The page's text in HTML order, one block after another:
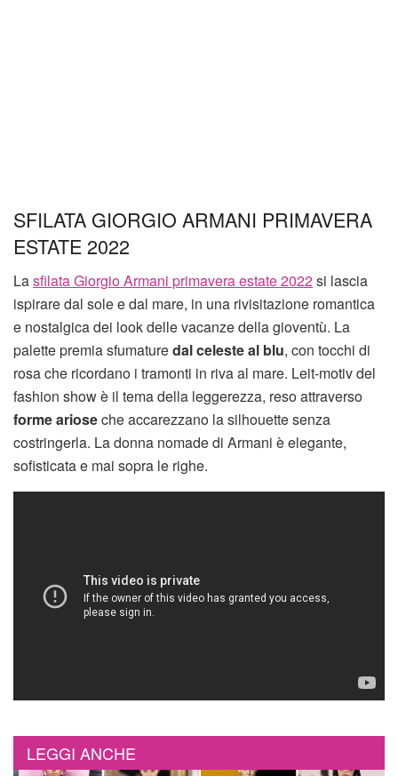
SFILATA GIORGIO ARMANI PRIMAVERA
ESTATE 2022
Lasfilata Giorgio Armani primavera estate 2022si lascia
ispirare dal sole e dal mare, in una rivisitazione romantica
e nostalgica dei look delle vacanze della gioventù. La
palette premia sfumaturedal celeste al blu, con tocchi di
rosa che ricordano i tramonti in riva al mare. Leit-motiv del
fashion show è il tema della leggerezza, reso attraverso
forme arioseche accarezzano la silhouette senza
costringerla. La donna nomade di Armani è elegante,
sofisticata e mai sopra le righe.
LEGGI ANCHE